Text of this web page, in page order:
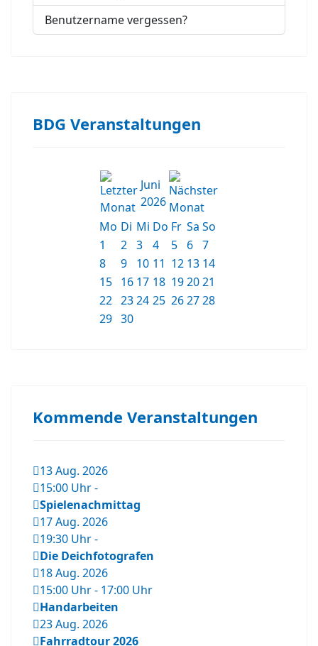
Benutzername vergessen?
BDG Veranstaltungen
Juni
2026
Mo Di Mi Do Fr Sa So
1
2 3 4 5 6 7
8
9 10 11 12 13 14
15 16 17 18 192021
22 2324 25 262728
29 30
Kommende Veranstaltungen
13 Aug. 2026
15:00 Uhr-
Spielenachmittag
17 Aug. 2026
19:30 Uhr-
Die Deichfotografen
18 Aug. 2026
15:00 Uhr- 17:00 Uhr
Handarbeiten
23 Aug. 2026
Fahrradtour 2026